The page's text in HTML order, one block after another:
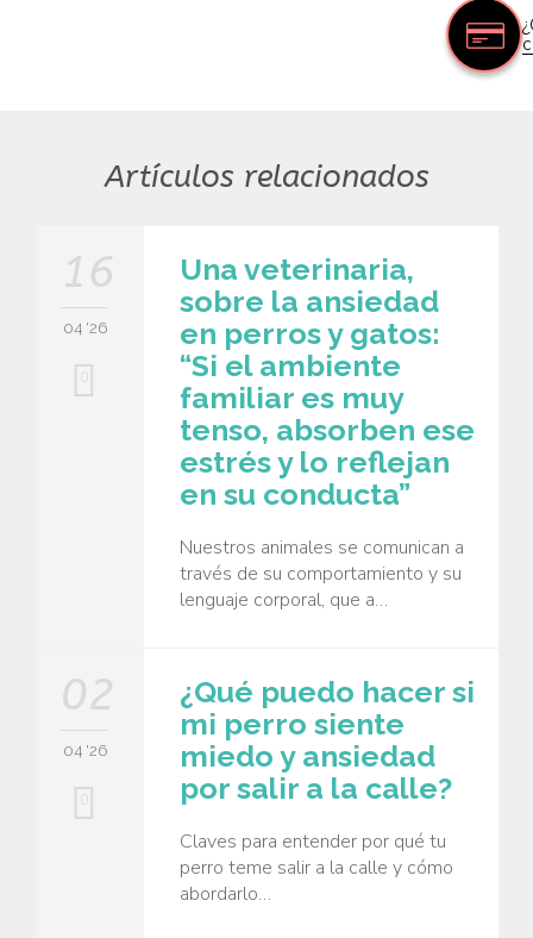
Artículos relacionados
16
04 '26
0
Una veterinaria,
sobre la ansiedad
en perros y gatos:
“Si el ambiente
familiar es muy
tenso, absorben ese
estrés y lo reflejan
en su conducta”
Nuestros animales se comunican a
través de su comportamiento y su
lenguaje corporal, que a…
02
04 '26
0
¿Qué puedo hacer si
mi perro siente
miedo y ansiedad
por salir a la calle?
Claves para entender por qué tu
perro teme salir a la calle y cómo
abordarlo…